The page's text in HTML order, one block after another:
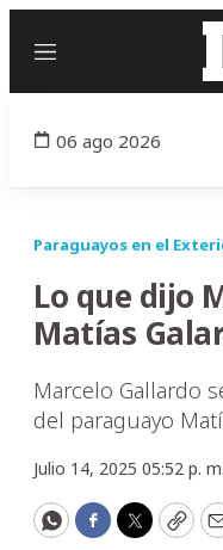
Menú
06 ago 2026
Paraguayos en el
Lo que dijo
Matías
Marcelo Gallardo
del paraguayo
Julio 14, 2025 05:52 p. m.
WhatsApp
Facebook
Twitter